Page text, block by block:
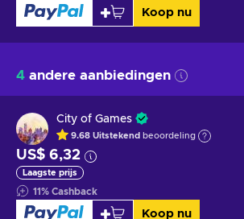
Koop nu
4 andere aanbiedingen
City of Games
9.68 Uitstekend beoordeling
US$ 6,32
Laagste prijs
11% Cashback
Koop nu